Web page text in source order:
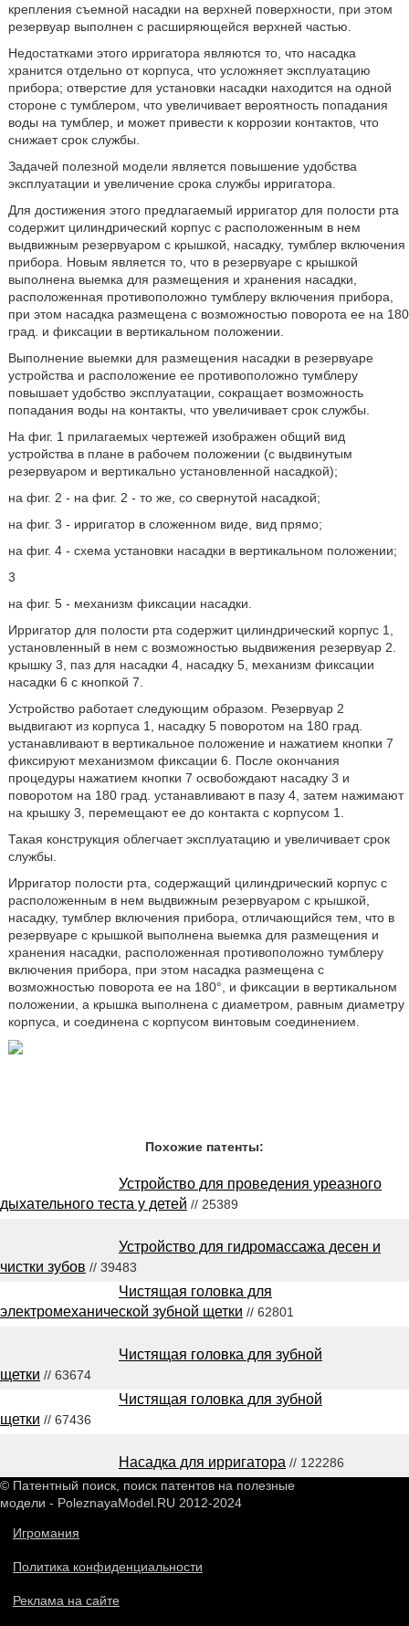
крепления съемной насадки на верхней поверхности, при этом
резервуар выполнен с расширяющейся верхней частью.
Недостатками этого ирригатора являются то, что насадка
хранится отдельно от корпуса, что усложняет эксплуатацию
прибора; отверстие для установки насадки находится на одной
стороне с тумблером, что увеличивает вероятность попадания
воды на тумблер, и может привести к коррозии контактов, что
снижает срок службы.
Задачей полезной модели является повышение удобства
эксплуатации и увеличение срока службы ирригатора.
Для достижения этого предлагаемый ирригатор для полости рта
содержит цилиндрический корпус с расположенным в нем
выдвижным резервуаром с крышкой, насадку, тумблер включения
прибора. Новым является то, что в резервуаре с крышкой
выполнена выемка для размещения и хранения насадки,
расположенная противоположно тумблеру включения прибора,
при этом насадка размещена с возможностью поворота ее на 180
град. и фиксации в вертикальном положении.
Выполнение выемки для размещения насадки в резервуаре
устройства и расположение ее противоположно тумблеру
повышает удобство эксплуатации, сокращает возможность
попадания воды на контакты, что увеличивает срок службы.
На фиг. 1 прилагаемых чертежей изображен общий вид
устройства в плане в рабочем положении (с выдвинутым
резервуаром и вертикально установленной насадкой);
на фиг. 2 - на фиг. 2 - то же, со свернутой насадкой;
на фиг. 3 - ирригатор в сложенном виде, вид прямо;
на фиг. 4 - схема установки насадки в вертикальном положении;
3
на фиг. 5 - механизм фиксации насадки.
Ирригатор для полости рта содержит цилиндрический корпус 1,
установленный в нем с возможностью выдвижения резервуар 2.
крышку 3, паз для насадки 4, насадку 5, механизм фиксации
насадки 6 с кнопкой 7.
Устройство работает следующим образом. Резервуар 2
выдвигают из корпуса 1, насадку 5 поворотом на 180 град.
устанавливают в вертикальное положение и нажатием кнопки 7
фиксируют механизмом фиксации 6. После окончания
процедуры нажатием кнопки 7 освобождают насадку 3 и
поворотом на 180 град. устанавливают в пазу 4, затем нажимают
на крышку 3, перемещают ее до контакта с корпусом 1.
Такая конструкция облегчает эксплуатацию и увеличивает срок
службы.
Ирригатор полости рта, содержащий цилиндрический корпус с
расположенным в нем выдвижным резервуаром с крышкой,
насадку, тумблер включения прибора, отличающийся тем, что в
резервуаре с крышкой выполнена выемка для размещения и
хранения насадки, расположенная противоположно тумблеру
включения прибора, при этом насадка размещена с
возможностью поворота ее на 180°, и фиксации в вертикальном
положении, а крышка выполнена с диаметром, равным диаметру
корпуса, и соединена с корпусом винтовым соединением.
Похожие патенты:
Устройство для проведения уреазного
дыхательного теста у детей // 25389
Устройство для гидромассажа десен и
чистки зубов // 39483
Чистящая головка для
электромеханической зубной щетки // 62801
Чистящая головка для зубной
щетки // 63674
Чистящая головка для зубной
щетки // 67436
Насадка для ирригатора // 122286
© Патентный поиск, поиск патентов на полезные
модели - PoleznayaModel.RU 2012-2024
Игромания
Политика конфиденциальности
Реклама на сайте